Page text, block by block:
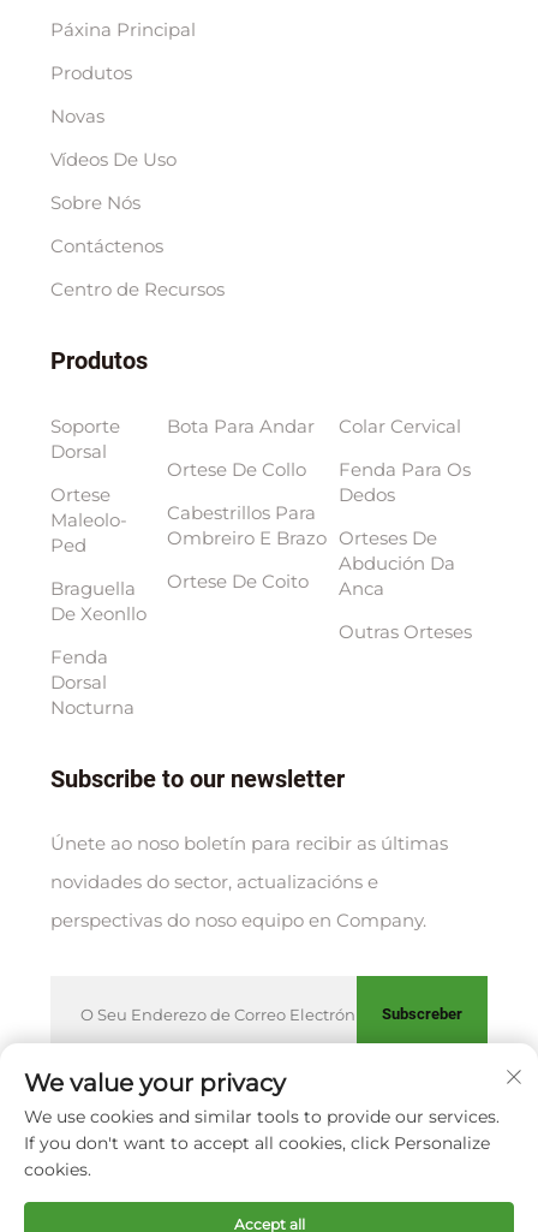
Páxina Principal
Produtos
Novas
Vídeos De Uso
Sobre Nós
Contáctenos
Centro de Recursos
Produtos
Soporte
Dorsal
Ortese
Maleolo-
Ped
Braguella
De Xeonllo
Fenda
Dorsal
Nocturna
Bota Para Andar
Ortese De Collo
Cabestrillos Para
Ombreiro E Brazo
Ortese De Coito
Colar Cervical
Fenda Para Os
Dedos
Orteses De
Abdución Da
Anca
Outras Orteses
Subscribe to our newsletter
Únete ao noso boletín para recibir as últimas
novidades do sector, actualizacións e
perspectivas do noso equipo en Company.
Subscreber
Copyright © XIAMEN HUAKANG ORTHOPEDIC CO., LTD.
Política de privacidade
Scroll to top
We value your privacy
We use cookies and similar tools to provide our services.
If you don't want to accept all cookies, click Personalize
cookies.
Accept all